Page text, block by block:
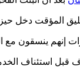
دخل حيز التنفيذ
إنهم ينسقون
قبل استئناف